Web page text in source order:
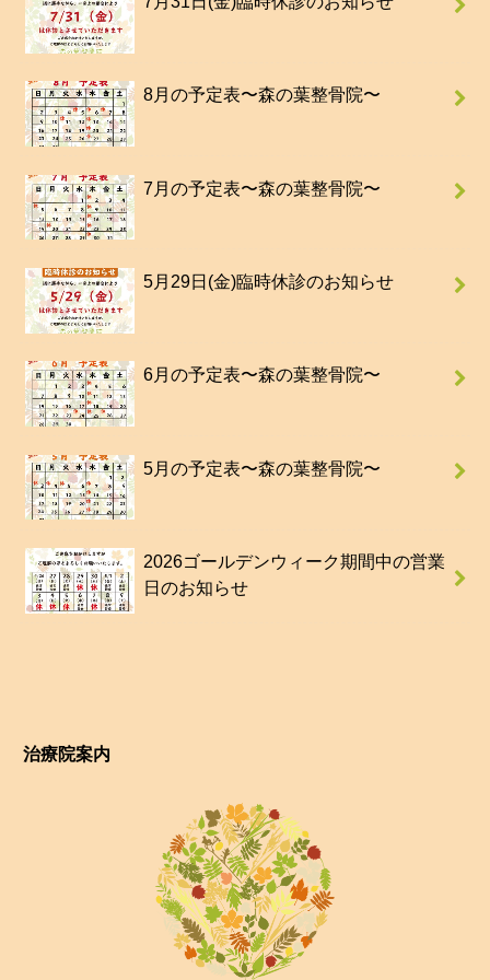
8月の予定表〜森の葉整骨院〜
7月の予定表〜森の葉整骨院〜
5月29日(金)臨時休診のお知らせ
6月の予定表〜森の葉整骨院〜
5月の予定表〜森の葉整骨院〜
2026ゴールデンウィーク期間中の営業
日のお知らせ
治療院案内